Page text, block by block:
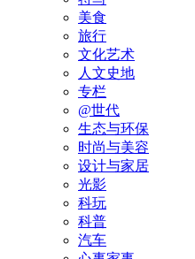
美食
旅行
文化艺术
人文史地
专栏
@世代
生态与环保
时尚与美容
设计与家居
光影
科玩
科普
汽车